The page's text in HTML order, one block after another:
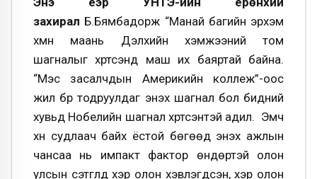
захирал Б.Бямбадорж “Манай багийн эрхэм
хүмүүн маань Дэлхийн хэмжээний том
шагналыг хүртсэнд маш их баяртай байна.
“Мэс засалчдын Америкийн коллеж”-оос
жил бүр тодруулдаг энэхүү шагнал бол бидний
хувьд Нобелийн шагнал хүртсэнтэй адил. Эмч
хүн судлаач байх ёстой бөгөөд энэхүү ажлын
чансаа нь импакт фактор өндөртэй олон
улсын сэтгүүлд хэр олон хэвлэгдсэн, хэр олон